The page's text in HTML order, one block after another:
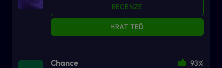
RECENZE
HRÁT TEĎ
Chance 93%